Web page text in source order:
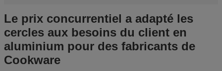
Le prix concurrentiel a adapté les
cercles aux besoins du client en
aluminium pour des fabricants de
Cookware